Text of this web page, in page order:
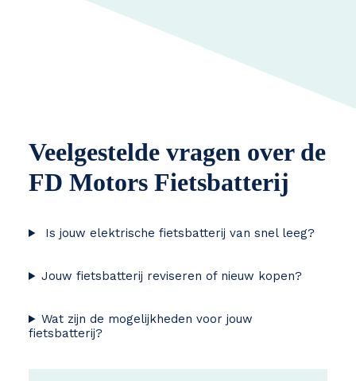
Veelgestelde vragen over de
FD Motors Fietsbatterij
Is jouw elektrische fietsbatterij van snel leeg?
Jouw fietsbatterij reviseren of nieuw kopen?
Wat zijn de mogelijkheden voor jouw
fietsbatterij?